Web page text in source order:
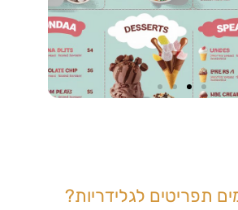
תפריטים לגלידריות?